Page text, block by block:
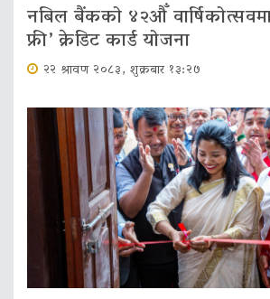
नबिल बैंकको ४२औँ
फ्री’ क्रेडिट कार्ड योजना
२२ श्रावण २०८३, शुक्रबार १३:२७